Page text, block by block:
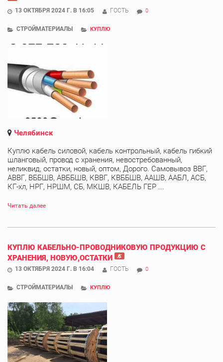
13 ОКТЯБРЯ 2024 Г. В 16:05 ГОСТЬ 0
СТРОЙМАТЕРИАЛЫ КУПЛЮ
Челябинск
Куплю кабель силовой, кабель контрольный, кабель гибкий
шланговый, провод с хранения, невостребованный,
неликвид, остатки, новый, оптом, Дорого. Самовывоз ВВГ,
АВВГ, ВББШВ, АВББШВ, КВВГ, КВББШВ, ААШВ, ААБЛ, АСБ,
КГ-хл, НРГ, НРШМ, СБ, МКШВ, КАБЕЛЬ ГЕР ...
Читать далее
КУПЛЮ КАБЕЛЬНО-ПРОВОДНИКОВУЮ ПРОДУКЦИЮ С
ХРАНЕНИЯ, НОВУЮ,ОСТАТКИ
13 ОКТЯБРЯ 2024 Г. В 16:04 ГОСТЬ 0
СТРОЙМАТЕРИАЛЫ КУПЛЮ